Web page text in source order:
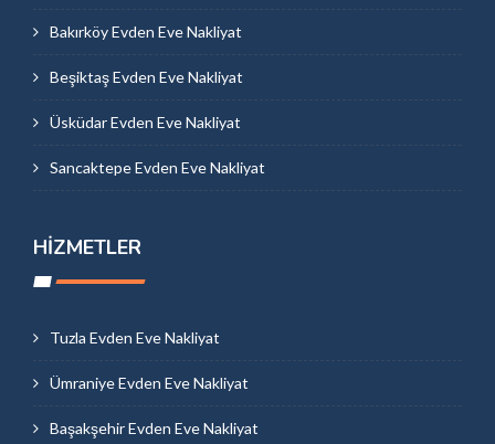
Bakırköy Evden Eve Nakliyat
Beşiktaş Evden Eve Nakliyat
Üsküdar Evden Eve Nakliyat
Sancaktepe Evden Eve Nakliyat
HIZMETLER
Tuzla Evden Eve Nakliyat
Ümraniye Evden Eve Nakliyat
Başakşehir Evden Eve Nakliyat